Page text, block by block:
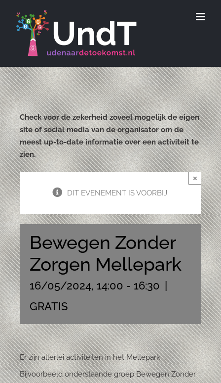
Check voor de zekerheid zoveel mogelijk de eigen
site of social media van de organisator om de
meest up-to-date informatie over een activiteit te
zien.
DIT EVENEMENT IS VOORBIJ.
×
Bewegen Zonder
Zorgen Mellepark
16/05/2024, 14:00 - 16:30 |
GRATIS
Er zijn allerlei activiteiten in het Mellepark.
Bijvoorbeeld onderstaande groep Bewegen Zonder